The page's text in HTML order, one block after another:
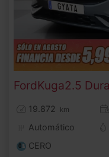
FordKuga
19.872 km
Automático
CERO